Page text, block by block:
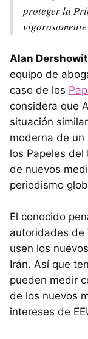
proteger la
Alan
equipo de
caso de los
considera que
situación
moderna de un
los Papeles del
de nuevos
periodismo
El conocido
autoridades de
usen los
Irán. Así que
pueden medir
de los nuevos
intereses de